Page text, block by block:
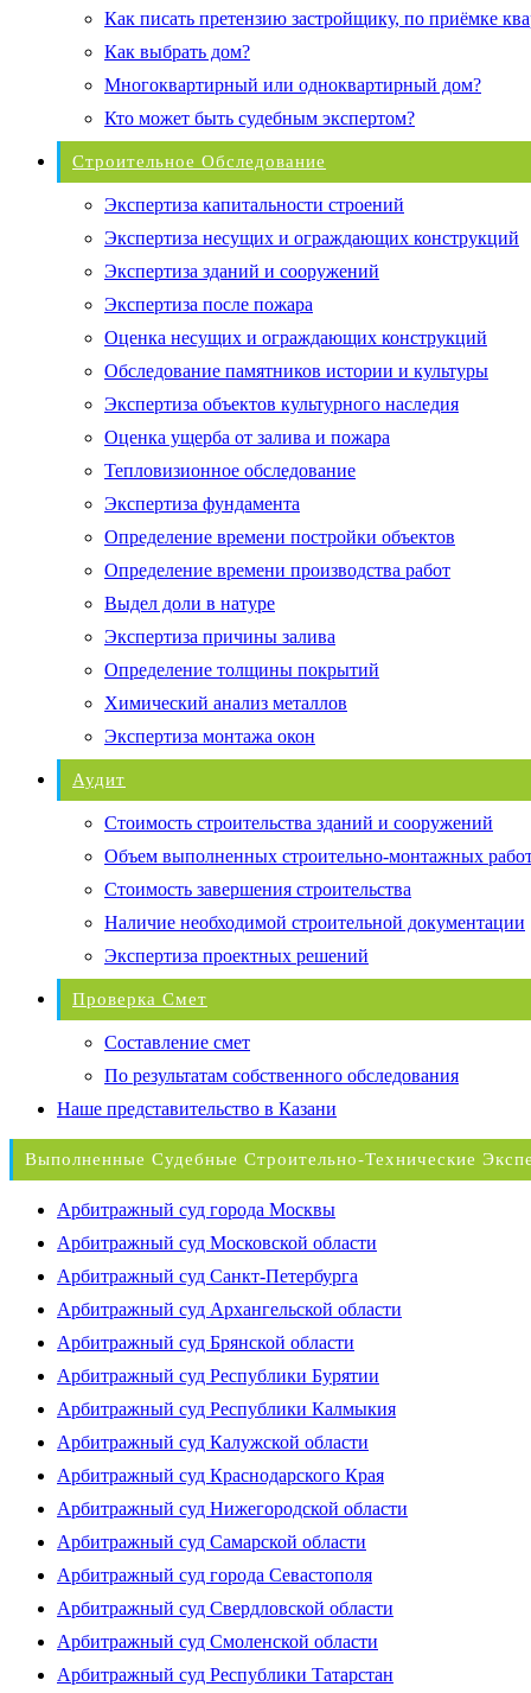
Как писать претензию застройщику, по приёмке
Как выбрать дом?
Многоквартирный или одноквартирный дом?
Кто может быть судебным экспертом?
Строительное Обследование
Экспертиза капитальности строений
Экспертиза несущих и ограждающих конструкций
Экспертиза зданий и сооружений
Экспертиза после пожара
Оценка несущих и ограждающих конструкций
Обследование памятников истории и культуры
Экспертиза объектов культурного наследия
Оценка ущерба от залива и пожара
Тепловизионное обследование
Экспертиза фундамента
Определение времени постройки объектов
Определение времени производства работ
Выдел доли в натуре
Экспертиза причины залива
Определение толщины покрытий
Химический анализ металлов
Экспертиза монтажа окон
Аудит
Стоимость строительства зданий и сооружений
Объем выполненных строительно-монтажных
Стоимость завершения строительства
Наличие необходимой строительной документации
Экспертиза проектных решений
Проверка Смет
Составление смет
По результатам собственного обследования
Наше представительство в Казани
Выполненные Судебные Строительно-Технические
Арбитражный суд города Москвы
Арбитражный суд Московской области
Арбитражный суд Санкт-Петербурга
Арбитражный суд Архангельской области
Арбитражный суд Брянской области
Арбитражный суд Республики Бурятии
Арбитражный суд Республики Калмыкия
Арбитражный суд Калужской области
Арбитражный суд Краснодарского Края
Арбитражный суд Нижегородской области
Арбитражный суд Самарской области
Арбитражный суд города Севастополя
Арбитражный суд Свердловской области
Арбитражный суд Смоленской области
Арбитражный суд Республики Татарстан